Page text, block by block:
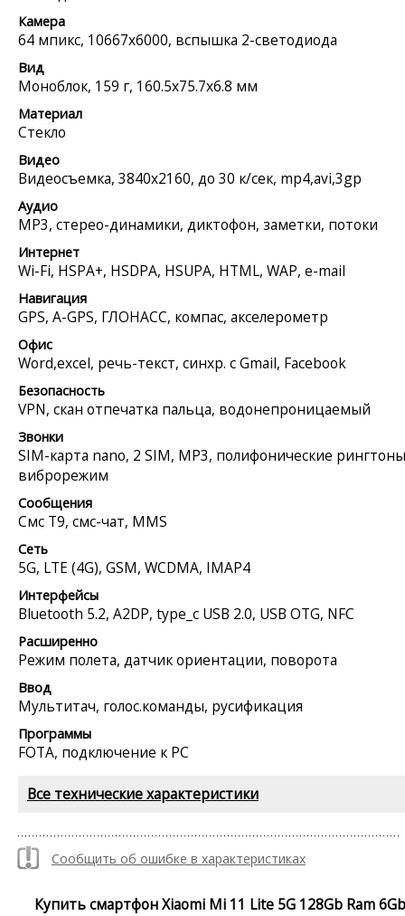
Камера
64 мпикс, 10667x6000, вспышка 2-светодиода
Вид
Моноблок, 159 г, 160.5x75.7x6.8 мм
Материал
Стекло
Видео
Видеосъемка, 3840x2160, до 30 к/сек, mp4,avi,3gp
Аудио
MP3, стерео-динамики, диктофон, заметки, потоки
Интернет
Wi-Fi, HSPA+, HSDPA, HSUPA, HTML, WAP, e-mail
Навигация
GPS, A-GPS, ГЛОНАСС, компас, акселерометр
Офис
Word,excel, речь-текст, синхр. с Gmail, Facebook
Безопасность
VPN, скан отпечатка пальца, водонепроницаемый
Звонки
SIM-карта nano, 2 SIM, MP3, полифонические
виброрежим
Сообщения
Смс Т9, смс-чат, MMS
Сеть
5G, LTE (4G), GSM, WCDMA, IMAP4
Интерфейсы
Bluetooth 5.2, A2DP, type_c USB 2.0, USB OTG, NFC
Расширенно
Режим полета, датчик ориентации, поворота
Ввод
Мультитач, голос.команды, русификация
Программы
FOTA, подключение к PC
Все технические характеристики
Сообщить об ошибке в характеристиках
Купить смартфон Xiaomi Mi 11 Lite 5G 128Gb Ram